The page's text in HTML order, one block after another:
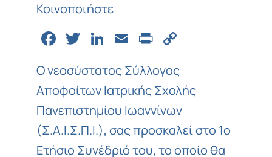
Κοινοποιήστε
Facebook
Twitter
LinkedIn
Email
Print
Ο νεοσύστατος Σύλλογος
Αποφοίτων Ιατρικής Σχολής
Πανεπιστημίου Ιωαννίνων
(Σ.Α.Ι.Σ.Π.Ι.), σας προσκαλεί στο 1ο
Ετήσιο Συνέδριό του, το οποίο θα